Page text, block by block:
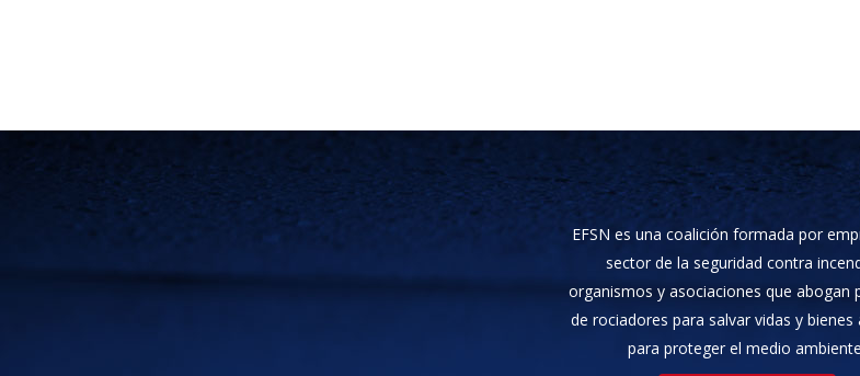
EFSN es una coalición formada por
sector de la seguridad contra
organismos y asociaciones que abogan
de rociadores para salvar vidas y bienes
para proteger el medio